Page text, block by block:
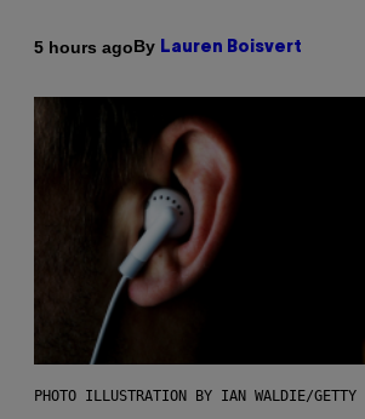
5 hours agoBy Lauren Boisvert
PHOTO ILLUSTRATION BY IAN WALDIE/GETTY